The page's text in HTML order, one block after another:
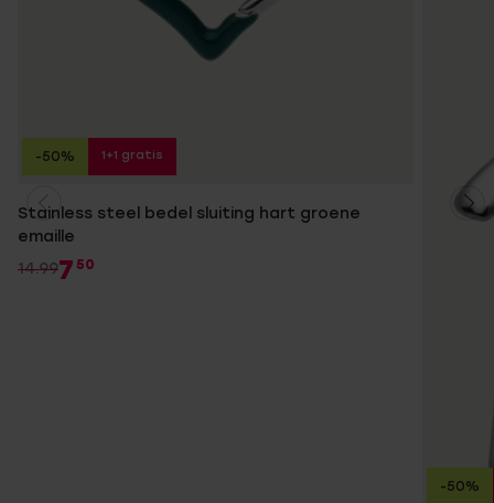
Stainless steel bedel sluiting hart groene
emaille
14.997 50
-50% 1+1 gratis
-50%